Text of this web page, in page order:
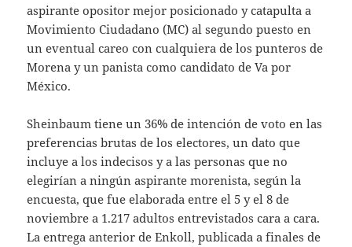
aspirante opositor mejor posicionado y catapulta a
Movimiento Ciudadano (MC) al segundo puesto en
un eventual careo con cualquiera de los punteros de
Morena y un panista como candidato de Va por
México.
Sheinbaum tiene un 36% de intención de voto en las
preferencias brutas de los electores, un dato que
incluye a los indecisos y a las personas que no
elegirían a ningún aspirante morenista, según la
encuesta, que fue elaborada entre el 5 y el 8 de
noviembre a 1.217 adultos entrevistados cara a cara.
La entrega anterior de Enkoll, publicada a finales de